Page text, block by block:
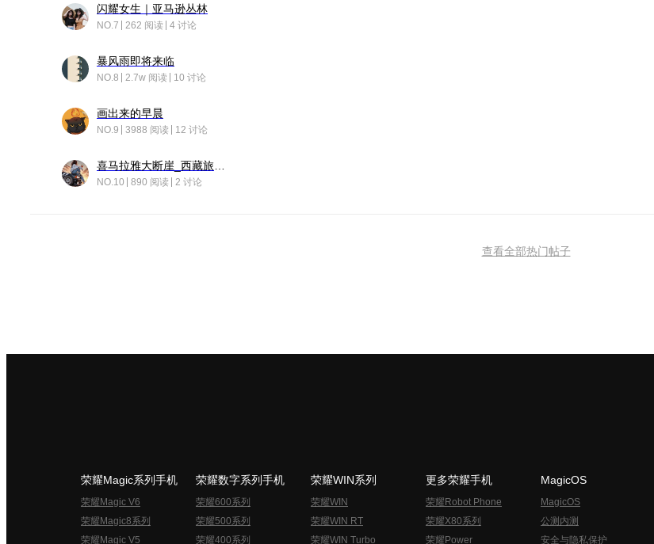
闪耀女生｜亚马逊丛林
NO.7 262 阅读 4 讨论
暴风雨即将来临
NO.8 2.7w 阅读 10 讨论
画出来的早晨
NO.9 3988 阅读 12 讨论
NO.10 890 阅读 2 讨论
查看全部热门帖子
荣耀Magic系列手机
荣耀Magic V6
荣耀Magic8系列
荣耀Magic V5
荣耀数字系列手机
荣耀600系列
荣耀500系列
荣耀400系列
荣耀WIN系列
荣耀WIN
荣耀WIN RT
荣耀WIN Turbo
更多荣耀手机
荣耀Robot Phone
荣耀X80系列
荣耀Power
MagicOS
MagicOS
公测内测
安全与隐私保护